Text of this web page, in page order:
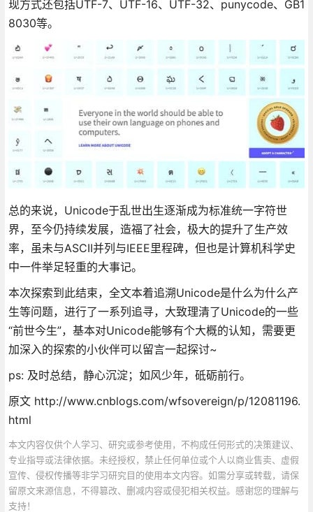
现方式还包括UTF-7、UTF-16、UTF-32、punycode、GB1
8030等。
总的来说，Unicode于乱世出生逐渐成为标准统一字符世
界，至今仍持续发展，造福了社会，极大的提升了生产效
率，虽未与ASCII并列与IEEE里程碑，但也是计算机科学史
中一件举足轻重的大事记。
本次探索到此结束，全文本着追溯Unicode是什么为什么产
生等问题，进行了一系列追寻，大致理清了Unicode的一些
“前世今生”，基本对Unicode能够有个大概的认知，需要更
加深入的探索的小伙伴可以留言一起探讨~
ps: 及时总结，静心沉淀；如风少年，砥砺前行。
原文 http://www.cnblogs.com/wfsovereign/p/12081196.
html
本文内容仅供个人学习、研究或参考使用，不构成任何形式的决策建议、
专业指导或法律依据。未经授权，禁止任何单位或个人以商业售卖、虚假
宣传、侵权传播等非学习研究目的使用本文内容。如需分享或转载，请保
留原文来源信息，不得篡改、删减内容或侵犯相关权益。感谢您的理解与
支持！